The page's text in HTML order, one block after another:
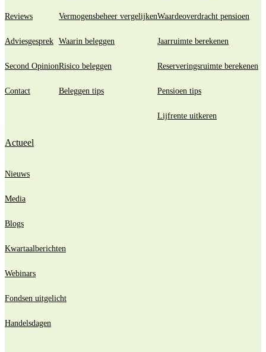
Reviews
Adviesgesprek
Second Opinion
Contact
Vermogensbeheer vergelijken
Waarin beleggen
Risico beleggen
Beleggen tips
Waardeoverdracht pensioen
Jaarruimte berekenen
Reserveringsruimte berekenen
Pensioen tips
Lijfrente uitkeren
Actueel
Nieuws
Media
Blogs
Kwartaalberichten
Webinars
Fondsen uitgelicht
Handelsdagen